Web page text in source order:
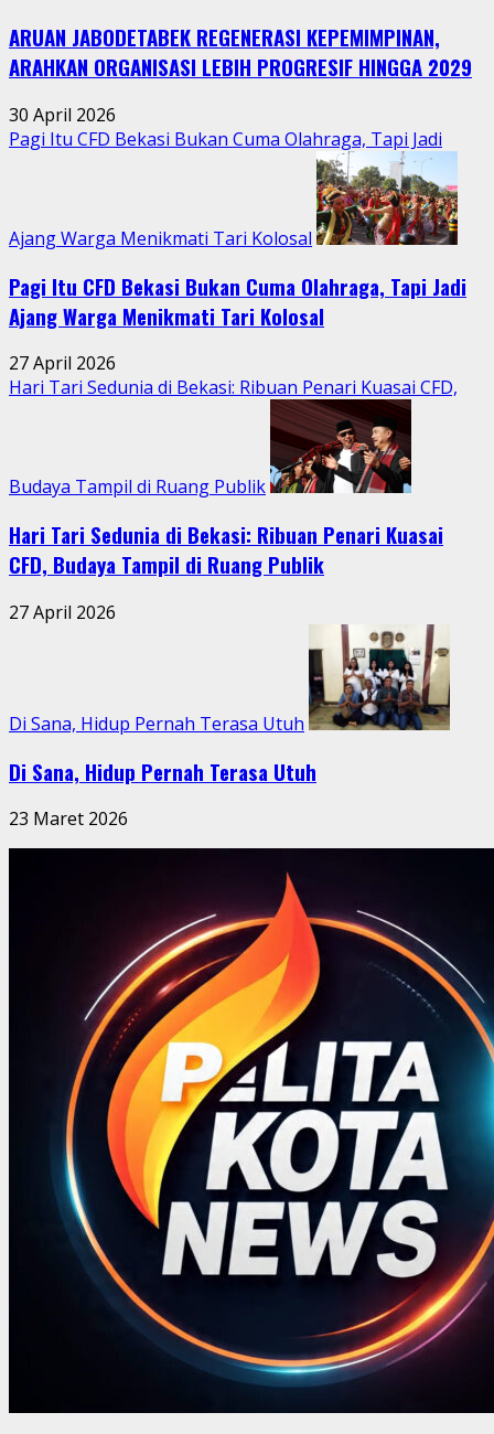
Warga
Jatimurni
di
Tengah
Aktivitas
Perkotaan
ARUAN JABODETABEK REGENERASI KEPEMIMPINAN,
ARAHKAN ORGANISASI LEBIH PROGRESIF HINGGA 2029
30 April 2026
Pagi Itu CFD Bekasi Bukan Cuma Olahraga, Tapi Jadi
Ajang Warga Menikmati Tari Kolosal
Pagi Itu CFD Bekasi Bukan Cuma Olahraga, Tapi Jadi
Ajang Warga Menikmati Tari Kolosal
27 April 2026
Hari Tari Sedunia di Bekasi: Ribuan Penari Kuasai CFD,
Budaya Tampil di Ruang Publik
Hari Tari Sedunia di Bekasi: Ribuan Penari Kuasai
CFD, Budaya Tampil di Ruang Publik
27 April 2026
Di Sana, Hidup Pernah Terasa Utuh
Di Sana, Hidup Pernah Terasa Utuh
23 Maret 2026